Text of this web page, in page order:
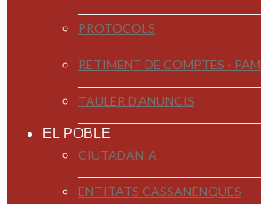
PROTOCOLS
RETIMENT DE COMPTES - PAM
TAULER D'ANUNCIS
EL POBLE
CIUTADANIA
ENTITATS CASSANENQUES